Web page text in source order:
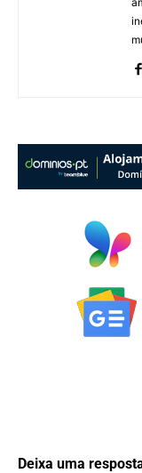
Deixa uma